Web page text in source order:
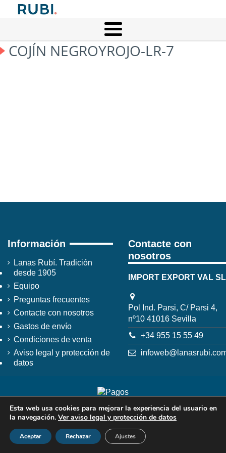
COJÍN NEGROYROJO-LR-7
Información
Lanas Rubí. Tradición
desde 1905
Equipo
Preguntas frecuentes
Contacte con nosotros
Gastos de envío
Condiciones de venta
Aviso legal y protección de
datos
Contacte con
nosotros
IMPORT EXPORT VAL SL
Pol Ind. Parsi, C/ Parsi 4,
nº10 41016 Sevilla
+34 955 15 55 49
Esta web usa cookies para mejorar la experiencia del usuario en
la navegación. Ver aviso legal y protección de datos
Aceptar Rechazar Ajustes